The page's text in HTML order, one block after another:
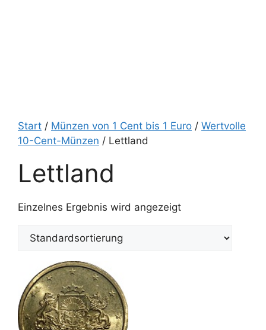
Start / Münzen von 1 Cent bis 1 Euro / Wertvolle
10-Cent-Münzen / Lettland
Lettland
Einzelnes Ergebnis wird angezeigt